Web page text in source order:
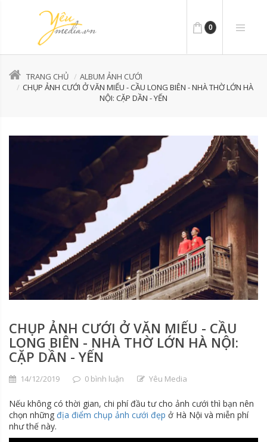
0
TRANG CHỦ
ALBUM ẢNH CƯỚI
CHỤP ẢNH CƯỚI Ở VĂN MIẾU - CẦU LONG BIÊN - NHÀ THỜ LỚN HÀ
NỘI: CẶP DẦN - YẾN
CHỤP ẢNH CƯỚI Ở VĂN MIẾU - CẦU
LONG BIÊN - NHÀ THỜ LỚN HÀ NỘI:
CẶP DẦN - YẾN
14/12/2019 0 bình luận Yêu Media
Nếu không có thời gian, chi phí đầu tư cho ảnh cưới thì bạn nên
chọn những địa điểm chụp ảnh cưới đẹp ở Hà Nội và miễn phí
như thế này.